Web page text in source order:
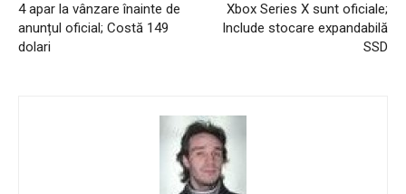
4 apar la vânzare înainte de
anunțul oficial; Costă 149
dolari
Xbox Series X sunt oficiale;
Include stocare expandabilă
SSD